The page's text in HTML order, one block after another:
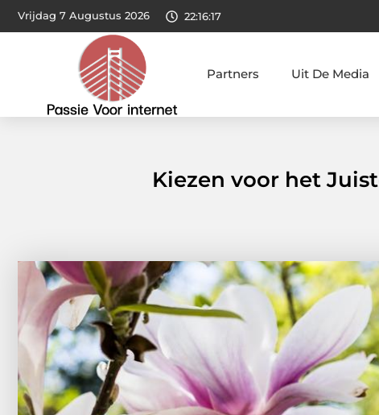
Vrijdag 7 Augustus 2026 22:16:19
Partners Uit De Media
Kiezen voor het